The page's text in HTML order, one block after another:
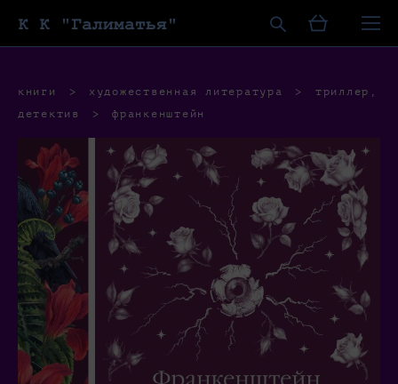
К К "Галиматья"
книги > художественная литература >
триллер,
детектив
> франкенштейн